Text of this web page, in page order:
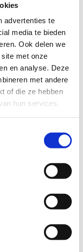
advertenties te
media te bieden
Ook delen we
met onze
en analyse. Deze
met andere
of die ze hebben
hun services.
Borrel